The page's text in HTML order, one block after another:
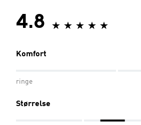
4.8
Komfort
ringe
Størrelse